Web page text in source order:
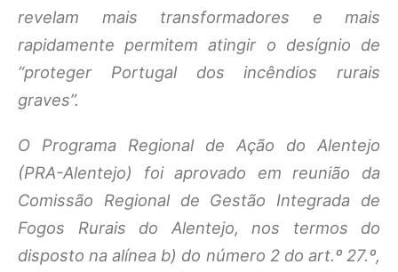
revelam mais transformadores e mais
rapidamente permitem atingir o desígnio de
“proteger Portugal dos incêndios rurais
graves”.
O Programa Regional de Ação do Alentejo
(PRA-Alentejo) foi aprovado em reunião da
Comissão Regional de Gestão Integrada de
Fogos Rurais do Alentejo, nos termos do
disposto na alínea b) do número 2 do art.º 27.º,